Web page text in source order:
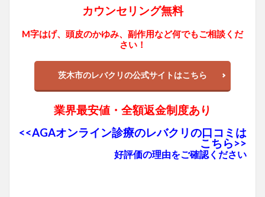
カウンセリング無料
M字はげ、頭皮のかゆみ、副作用など何でもご相談くだ
さい！
茨木市のレバクリの公式サイトはこちら
業界最安値・全額返金制度あり
<<AGAオンライン診療のレバクリの口コミは
こちら>>
好評価の理由をご確認ください